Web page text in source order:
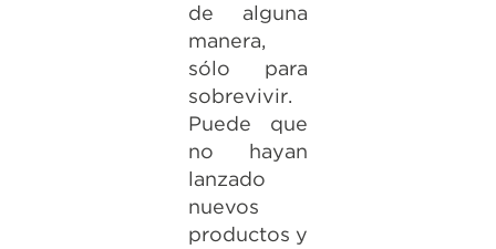
de alguna
manera,
sólo para
sobrevivir.
Puede que
no hayan
lanzado
nuevos
productos y